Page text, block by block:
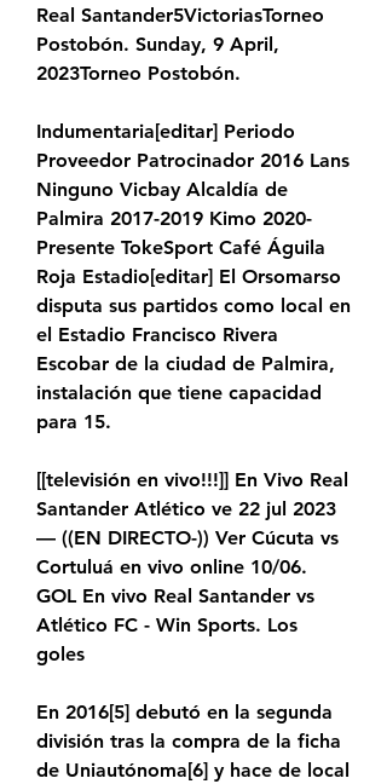
Real Santander5VictoriasTorneo
Postobón. Sunday, 9 April,
2023Torneo Postobón.
Indumentaria[editar] Periodo
Proveedor Patrocinador 2016 Lans
Ninguno Vicbay Alcaldía de
Palmira 2017-2019 Kimo 2020-
Presente TokeSport Café Águila
Roja Estadio[editar] El Orsomarso
disputa sus partidos como local en
el Estadio Francisco Rivera
Escobar de la ciudad de Palmira,
instalación que tiene capacidad
para 15.
[[televisión en vivo!!!]] En Vivo Real
Santander Atlético ve 22 jul 2023
— ((EN DIRECTO-)) Ver Cúcuta vs
Cortuluá en vivo online 10/06.
GOL En vivo Real Santander vs
Atlético FC - Win Sports. Los
goles
En 2016[5]​ debutó en la segunda
división tras la compra de la ficha
de Uniautónoma[6]​ y hace de local